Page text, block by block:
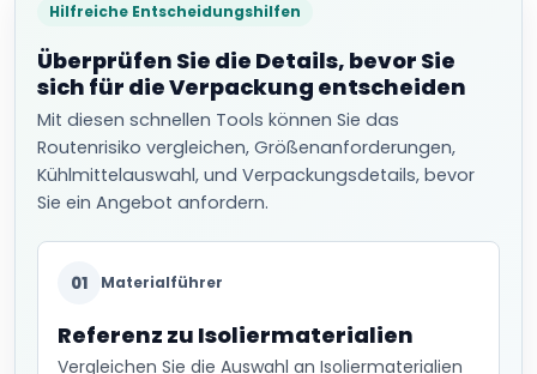
Hilfreiche Entscheidungshilfen
Überprüfen Sie die Details, bevor Sie
sich für die Verpackung entscheiden
Mit diesen schnellen Tools können Sie das
Routenrisiko vergleichen, Größenanforderungen,
Kühlmittelauswahl, und Verpackungsdetails, bevor
Sie ein Angebot anfordern.
01 Materialführer
Referenz zu Isoliermaterialien
Vergleichen Sie die Auswahl an Isoliermaterialien